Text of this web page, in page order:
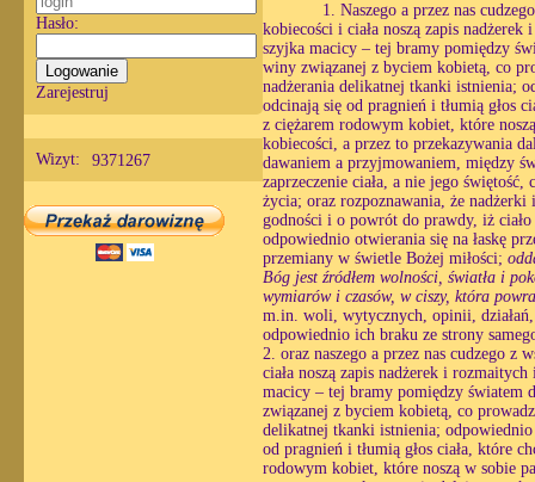
Hasło:
Zarejestruj
Wizyt: 9371267
1. Naszego a przez nas
kobiecości i ciała noszą zapis
szyjka macicy – tej bramy pomiędzy
winy związanej z byciem kobietą, co
nadżerania delikatnej tkanki istnienia;
odcinają się od pragnień i tłumią głos
z ciężarem rodowym kobiet, które
kobiecości, a przez to przekazywania
dawaniem a przyjmowaniem, między
zaprzeczenie ciała, a nie jego
życia; oraz rozpoznawania, że nadżerki
godności i o powrót do prawdy, iż
odpowiednio otwierania się na łaskę
przemiany w świetle Bożej miłości;
Bóg jest źródłem wolności, światła i
wymiarów i czasów, w ciszy, która
m.in. woli, wytycznych, opinii, działań,
odpowiednio ich braku ze strony
2. oraz naszego a przez nas cudzego
ciała noszą zapis nadżerek i
macicy – tej bramy pomiędzy światem
związanej z byciem kobietą, co
delikatnej tkanki istnienia;
od pragnień i tłumią głos ciała, które
rodowym kobiet, które noszą w sobie